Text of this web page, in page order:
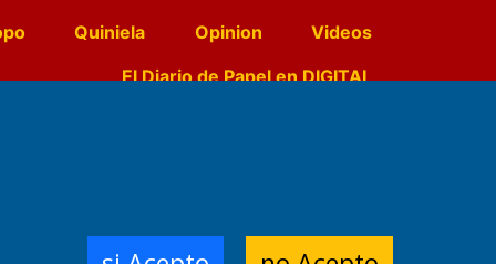
Quiniela Opinion
Videos
El Diario de Papel en DIGITAL